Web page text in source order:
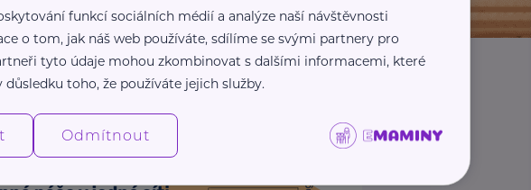
funkcí sociálních médií a analýze naší návštěvnosti
o tom, jak náš web používáte, sdílíme se svými partnery pro
tyto údaje mohou zkombinovat s dalšími informacemi, které
toho, že používáte jejich služby.
Odmítnout